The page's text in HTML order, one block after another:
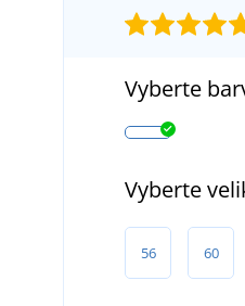
Vyberte
Vyberte
56 60